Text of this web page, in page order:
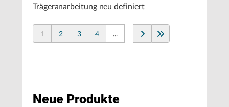
Trägeranarbeitung neu definiert
1 2 3 4 ...
Neue Produkte